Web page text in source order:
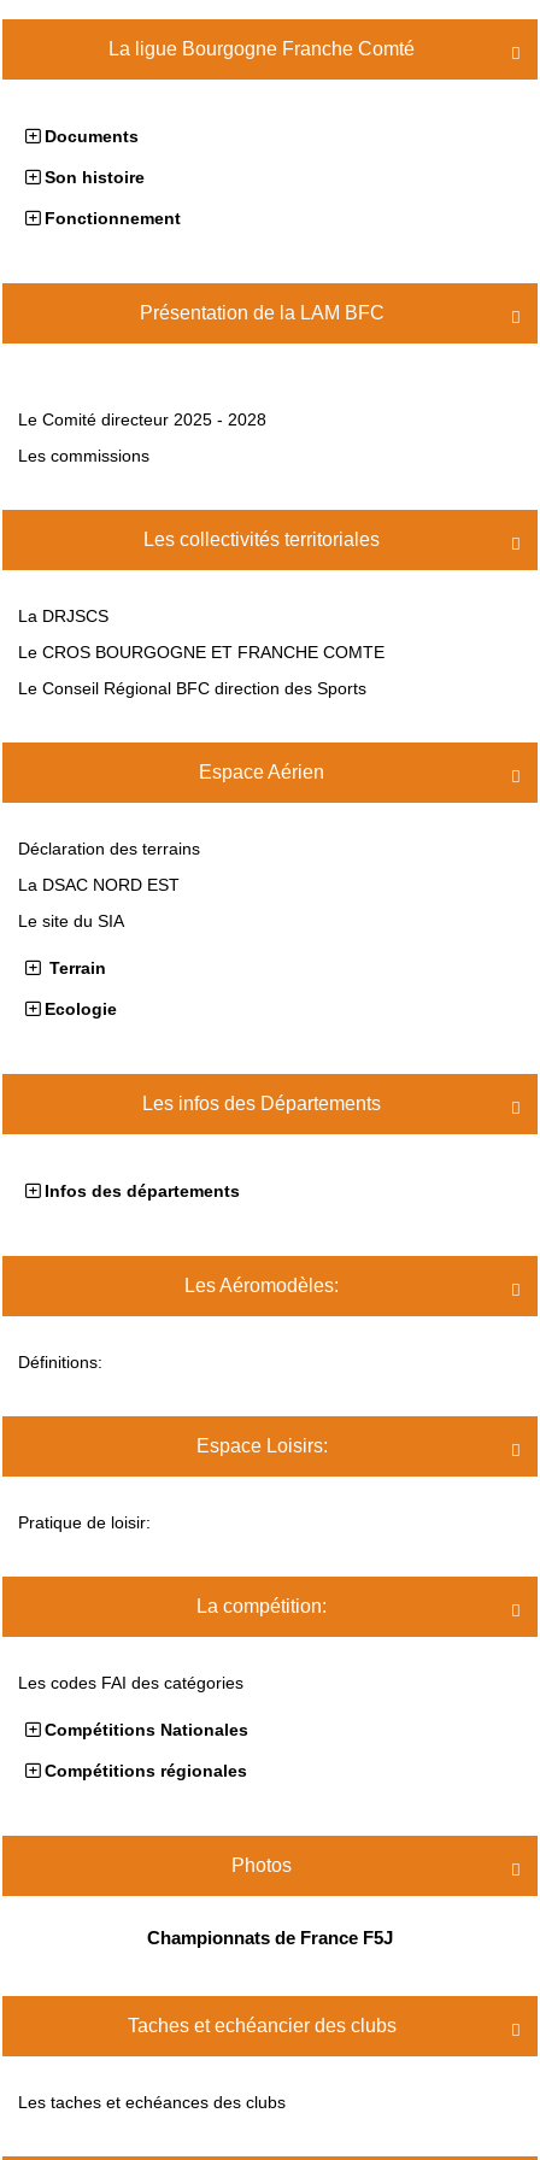

La ligue Bourgogne Franche Comté
Documents
Son histoire
Fonctionnement

Présentation de la LAM BFC
Le Comité directeur 2025 - 2028
Les commissions

Les collectivités territoriales
La DRJSCS
Le CROS BOURGOGNE ET FRANCHE COMTE
Le Conseil Régional BFC direction des Sports

Espace Aérien
Déclaration des terrains
La DSAC NORD EST
Le site du SIA
Terrain
Ecologie

Les infos des Départements
Infos des départements

Les Aéromodèles:
Définitions:

Espace Loisirs:
Pratique de loisir:

La compétition:
Les codes FAI des catégories
Compétitions Nationales
Compétitions régionales

Photos
Championnats de France F5J

Taches et echéancier des clubs
Les taches et echéances des clubs